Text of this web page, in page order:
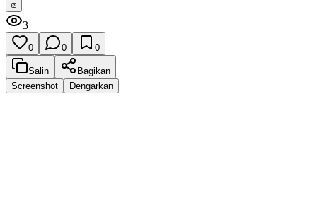
3
0 0 0
Salin
Bagikan
Screenshot
Dengarkan